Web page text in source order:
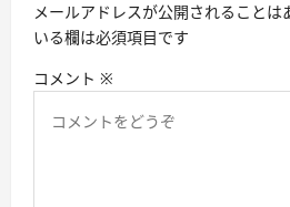
メールアドレスが公開されることは
いる欄は必須項目です
コメント ※